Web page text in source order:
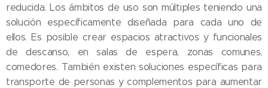
reducida. Los ámbitos de uso son múltiples teniendo una
solución específicamente diseñada para cada uno de
ellos. Es posible crear espacios atractivos y funcionales
de descanso, en salas de espera, zonas comunes,
comedores. También existen soluciones específicas para
transporte de personas y complementos para aumentar